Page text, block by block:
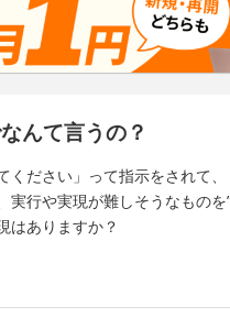
んて言うの？
ください」って指示をされて
行や実現が難しそうなものを
はありますか？